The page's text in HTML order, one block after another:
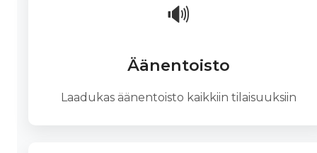
🔊
Äänentoisto
Laadukas äänentoisto kaikkiin tilaisuuksiin